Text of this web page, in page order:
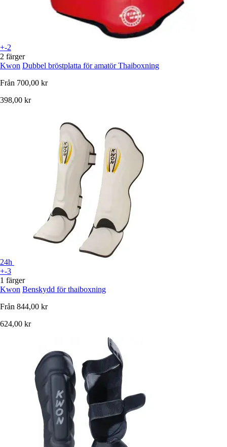
+-2
2 färger
Kwon Dubbel bröstplatta för amatör Thaiboxning
Från 700,00 kr
398,00 kr
24h
+-3
1 färger
Kwon Benskydd för thaiboxning
Från 844,00 kr
624,00 kr